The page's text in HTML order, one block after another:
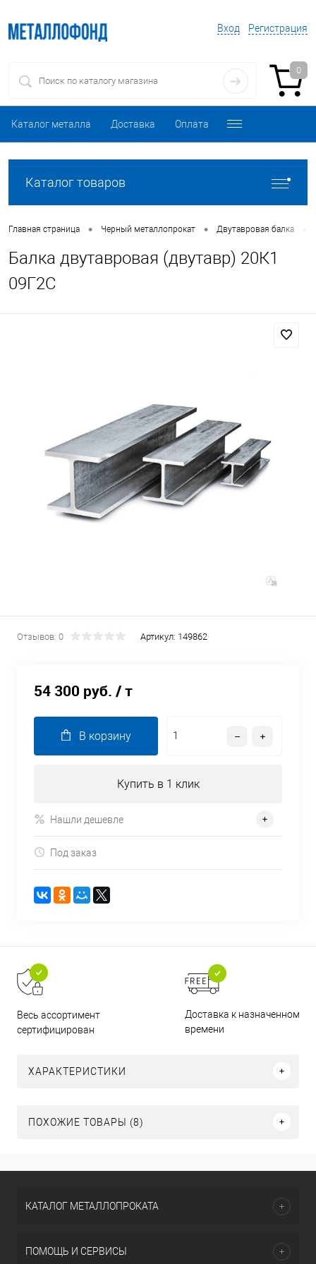
Вход Регистрация
0
Каталог металла Доставка Оплата
Каталог товаров
Главная страница • Черный металлопрокат • Двутавровая балка
Балка двутавровая (двутавр) 20К1
09Г2С
Отзывов: 0 Артикул: 149862
54 300 руб. / т
В корзину
Купить в 1 клик
Нашли дешевле
Под заказ
Весь ассортимент
сертифицирован
Доставка к назначенному
времени
ХАРАКТЕРИСТИКИ
ПОХОЖИЕ ТОВАРЫ (8)
КАТАЛОГ МЕТАЛЛОПРОКАТА
ПОМОЩЬ И СЕРВИСЫ